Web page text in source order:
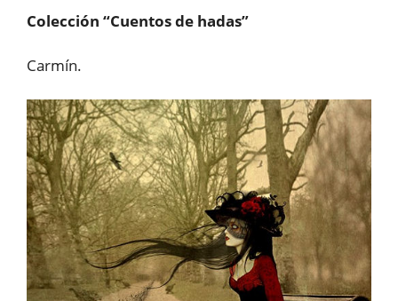
Colección “Cuentos de hadas”
Carmín.